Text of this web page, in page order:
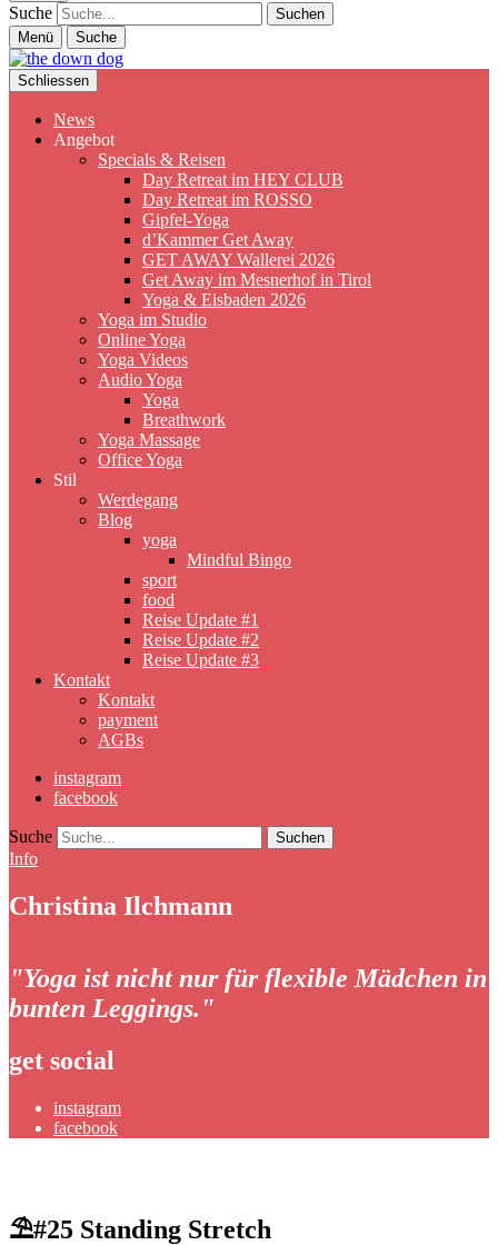
Suche
Menü Suche
Schliessen
News
Angebot
Specials & Reisen
Day Retreat im HEY CLUB
Day Retreat im ROSSO
Gipfel-Yoga
d’Kammer Get Away
GET AWAY Wallerei 2026
Get Away im Mesnerhof in Tirol
Yoga & Eisbaden 2026
Yoga im Studio
Online Yoga
Yoga Videos
Audio Yoga
Yoga
Breathwork
Yoga Massage
Office Yoga
Stil
Werdegang
Blog
yoga
Mindful Bingo
sport
food
Reise Update #1
Reise Update #2
Reise Update #3
Kontakt
Kontakt
payment
AGBs
instagram
facebook
Suche
Info
Christina Ilchmann
"Yoga ist nicht nur für flexible Mädchen in
bunten Leggings."
get social
instagram
facebook
⛱️#25 Standing Stretch